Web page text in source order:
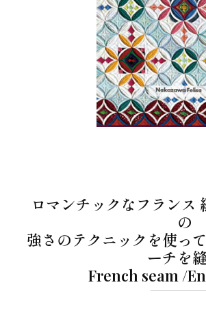
ロマンチックなフランス
の
強さのテクニックを使っ
ーチを
French seam /